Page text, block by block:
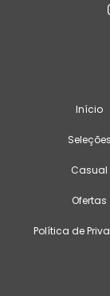
Início
Seleções
Casual
Ofertas
Política de